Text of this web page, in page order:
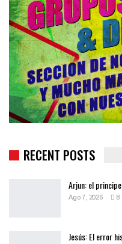
RECENT POSTS
Arjun: el
Ago 7, 2026 8
Jesús: El error